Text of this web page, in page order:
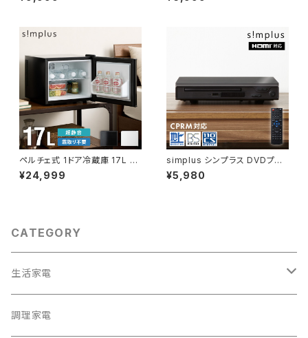
簡単操作 フットコントローラー
用 新生活 シンプラス SP-MS0
量3段階 ダイヤル式 お手入れ
plus シンプラス SP-30KMD-
ペルチェ式 1ドア冷蔵庫 17L 超
静音 低振動 軽量 コンパクト 温
度調整 省エネ 右開き 仕切り サ
¥24,999
simplus シンプラス DVDプレ
イヤー HDMI対応 リモコン付き
HDVD-01
¥5,980
CATEGORY
生活家電
テレビ
調理家電